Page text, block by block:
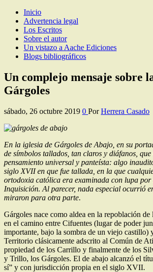
Los Escritos de Herrera Casado
Artículos y comentarios sobre Guadalajara
Inicio
Advertencia legal
Los Escritos
Sobre el autor
Un vistazo a Aache Ediciones
Blogs bibliográficos
Un complejo mensaje sobre
Gárgoles
sábado, 26 octubre 2019 0 Por Herrera Casado
En la iglesia de Gárgoles de Abajo, en su
de símbolos tallados, tan claros y diáfanos,
pensamiento universal y panteísta: algo
siglo XVII en que fue tallada, en la que
ortodoxia católica era examinada con lupa
Inquisición. Al parecer, nada especial ocurrió
miraron para otra parte.
Gárgoles nace como aldea en la repoblación
en el camino entre Cifuentes (lugar de poder
importante, bajo la sombra de un viejo castillo)
Territorio clásicamente adscrito al Común de
propiedad de los Carrillo y finalmente de los
y Trillo, los Gárgoles. El de abajo alcanzó el
sí” y con jurisdicción propia en el siglo XVII.